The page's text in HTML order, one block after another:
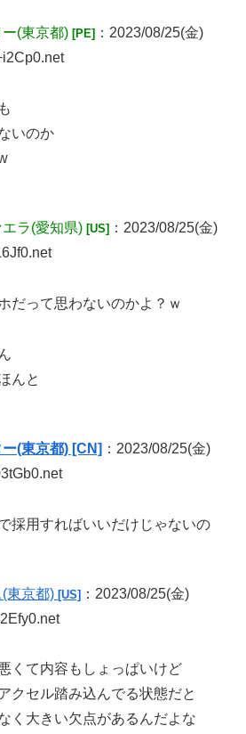
(東京都) [PE] ：2023/08/25(金)
いのか
ラ(愛知県) [US] ：2023/08/25(金)
だって思わないのかよ？ｗ
んと
(東京都) [CN] ：2023/08/25(金)
採用すればいいだけじゃないの
(東京都) [US] ：2023/08/25(金)
くて内容もしょっぱいけど
クセル踏み込んでる状態だと
く大きい欠点があるんだよな